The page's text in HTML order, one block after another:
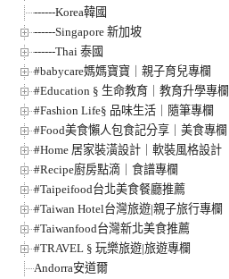
------Korea韓國
------Singapore 新加坡
------Thai 泰國
#babycare媽媽寶寶｜親子育兒專欄
#Education § 生命教育｜教育升學專欄
#Fashion Life§ 品味生活｜隨筆專欄
#Food美食懶人包食記分享｜美食專欄
#Home 居家裝潢設計｜軟裝風格設計
#Recipe廚房點滴｜食譜專欄
#Taipeifood台北美食餐廳推薦
#Taiwan Hotel台灣旅遊|親子旅行專欄
#Taiwanfood台灣新北美食推薦
#TRAVEL § 玩樂旅遊|旅遊專欄
Andorra安道爾